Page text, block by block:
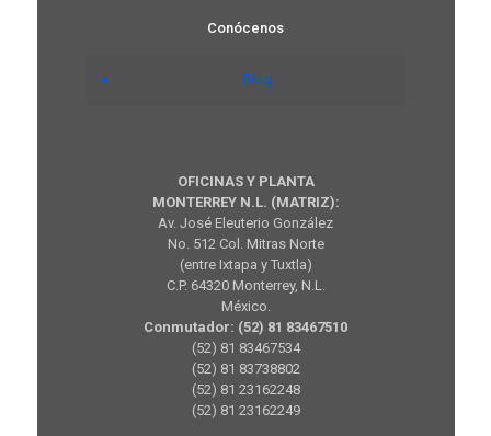
Conócenos
Blog
OFICINAS Y PLANTA
MONTERREY N.L. (MATRIZ):
Av. José Eleuterio González
No. 512 Col. Mitras Norte
(entre Ixtapa y Tuxtla)
C.P. 64320 Monterrey, N.L.
México.
Conmutador: (52) 81 83467510
(52) 81 83467534
(52) 81 83738802
(52) 81 23162248
(52) 81 23162249